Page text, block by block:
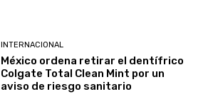
INTERNACIONAL
México ordena retirar el dentífrico
Colgate Total Clean Mint por un
aviso de riesgo sanitario